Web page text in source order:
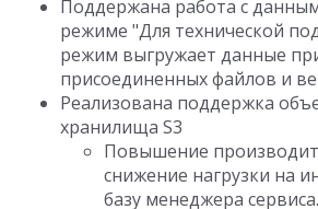
Поддержана работа с
режиме "Для технической
режим выгружает данные
присоединенных файлов и
Реализована поддержка
хранилища S3
Повышение
снижение нагрузки на
базу менеджера сервиса.